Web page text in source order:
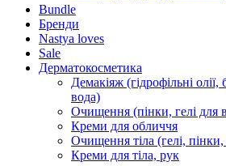
Bundle
Бренди
Nastya loves
Sale
Дерматокосметика
Демакіяж (гідрофільні
вода)
Очищення (пінки, гелі для
Креми для обличчя
Очищення тіла (гелі, пінки,
Креми для тіла, рук